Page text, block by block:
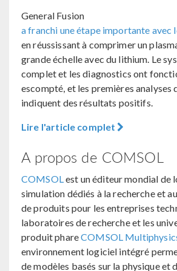
General Fusion
a franchi une étape importante avec
en réussissant à comprimer un
grande échelle avec du lithium. Le
complet et les diagnostics ont
escompté, et les premières analyses
indiquent des résultats positifs.
Lire l'article complet
A propos de COMSOL
COMSOLest un éditeur mondial de
simulation dédiés à la recherche et
de produits pour les entreprises
laboratoires de recherche et les
produit phareCOMSOL
environnement logiciel intégré
de modèles basés sur la physique et